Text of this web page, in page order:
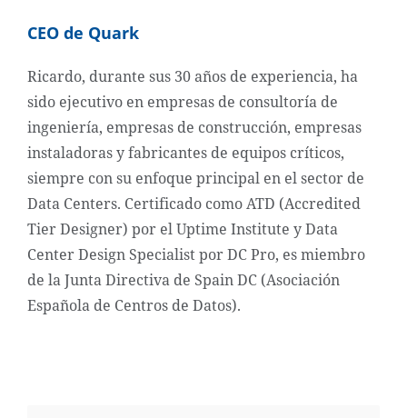
CEO de Quark
Ricardo, durante sus 30 años de experiencia, ha
sido ejecutivo en empresas de consultoría de
ingeniería, empresas de construcción, empresas
instaladoras y fabricantes de equipos críticos,
siempre con su enfoque principal en el sector de
Data Centers. Certificado como ATD (Accredited
Tier Designer) por el Uptime Institute y Data
Center Design Specialist por DC Pro, es miembro
de la Junta Directiva de Spain DC (Asociación
Española de Centros de Datos).